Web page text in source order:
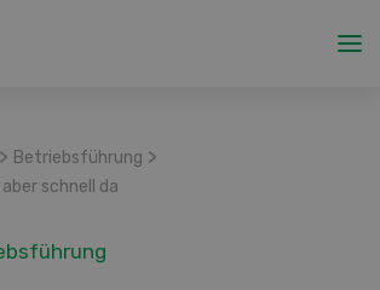
> Betriebsführung >
schnell da